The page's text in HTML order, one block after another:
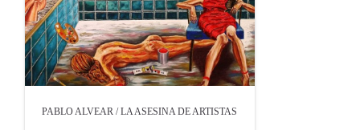
PABLO ALVEAR / LA ASESINA DE ARTISTAS